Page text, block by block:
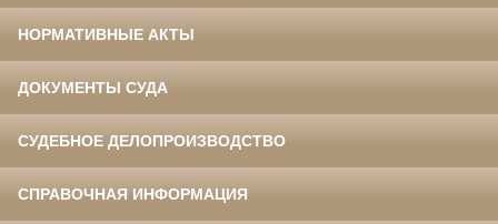
НОРМАТИВНЫЕ АКТЫ
ДОКУМЕНТЫ СУДА
СУДЕБНОЕ ДЕЛОПРОИЗВОДСТВО
СПРАВОЧНАЯ ИНФОРМАЦИЯ